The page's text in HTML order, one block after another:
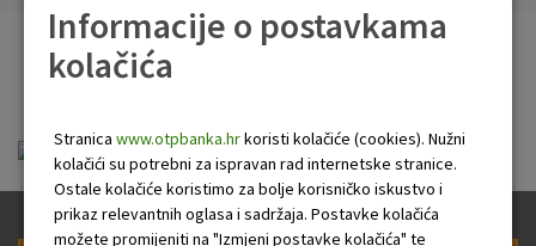
Srednja i velika poduzeća
Faktoring
O nama
PB Newsletter
HR Newsletter 02 07 2020.pdf
Informacije o postavkama
kolačića
Stranica www.otpbanka.hrkoristi kolačiće (cookies). Nužni
kolačići su potrebni za ispravan rad internetske stranice.
Ostale kolačiće koristimo za bolje korisničko iskustvo i
prikaz relevantnih oglasa i sadržaja. Postavke kolačića
možete promijeniti na "Izmjeni postavke kolačića" te